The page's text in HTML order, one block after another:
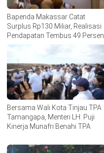
Bapenda Makassar Catat
Surplus Rp130 Miliar, Realisasi
Pendapatan Tembus 49 Persen
Bersama Wali Kota Tinjau TPA
Tamangapa, Menteri LH: Puji
Kinerja Munafri Benahi TPA